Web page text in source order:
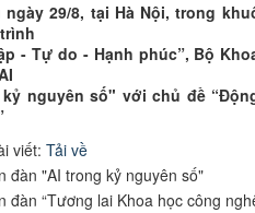
ngày 29/8, tại Hà Nội, trong
- Tự do - Hạnh phúc”, Bộ
nguyên số" với chủ đề
viết: Tải về
đàn "AI trong kỷ nguyên số"
đàn “Tương lai Khoa học công